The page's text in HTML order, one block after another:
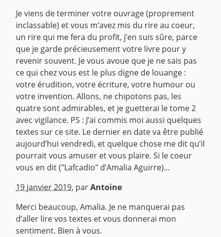
Je viens de terminer votre ouvrage (proprement
inclassable) et vous m’avez mis du rire au coeur,
un rire qui me fera du profit, j’en suis sûre, parce
que je garde précieusement votre livre pour y
revenir souvent. Je vous avoue que je ne sais pas
ce qui chez vous est le plus digne de louange :
votre érudition, votre écriture, votre humour ou
votre invention. Allons, ne chipotons pas, les
quatre sont admirables, et je guetterai le tome 2
avec vigilance. PS : J’ai commis moi aussi quelques
textes sur ce site. Le dernier en date va être publié
aujourd’hui vendredi, et quelque chose me dit qu’il
pourrait vous amuser et vous plaire. Si le coeur
vous en dit ("Lafcadio" d’Amalia Aguirre)...
^
19 janvier 2019, parAntoine
Merci beaucoup, Amalia. Je ne manquerai pas
d’aller lire vos textes et vous donnerai mon
sentiment. Bien à vous.